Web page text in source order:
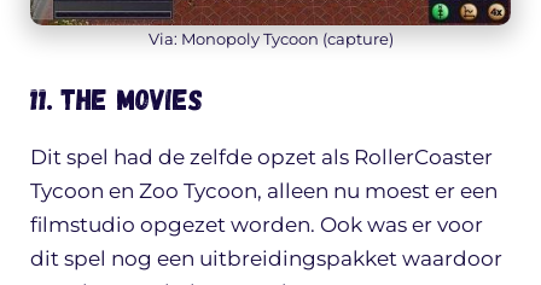
Via: Monopoly Tycoon (capture)
11. The Movies
Dit spel had de zelfde opzet als RollerCoaster
Tycoon en Zoo Tycoon, alleen nu moest er een
filmstudio opgezet worden. Ook was er voor
dit spel nog een uitbreidingspakket waardoor